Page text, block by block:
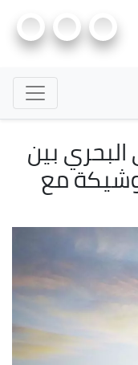
بين
وشيكة مع